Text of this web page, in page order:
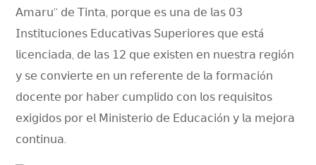
𝖠𝗆𝖺𝗋𝗎” 𝖽𝖾 𝖳𝗂𝗇𝗍𝖺, 𝗉𝗈𝗋𝗊𝗎𝖾 𝖾𝗌 𝗎𝗇𝖺 𝖽𝖾 𝗅𝖺𝗌 𝟢𝟥
𝖨𝗇𝗌𝗍𝗂𝗍𝗎𝖼𝗂𝗈𝗇𝖾𝗌 𝖤𝖽𝗎𝖼𝖺𝗍𝗂𝗏𝖺𝗌 𝖲𝗎𝗉𝖾𝗋𝗂𝗈𝗋𝖾𝗌 𝗊𝗎𝖾 𝖾𝗌𝗍á
𝗅𝗂𝖼𝖾𝗇𝖼𝗂𝖺𝖽𝖺, 𝖽𝖾 𝗅𝖺𝗌 𝟣𝟤 𝗊𝗎𝖾 𝖾𝗑𝗂𝗌𝗍𝖾𝗇 𝖾𝗇 𝗇𝗎𝖾𝗌𝗍𝗋𝖺 𝗋𝖾𝗀𝗂ó𝗇
𝗒 𝗌𝖾 𝖼𝗈𝗇𝗏𝗂𝖾𝗋𝗍𝖾 𝖾𝗇 𝗎𝗇 𝗋𝖾𝖿𝖾𝗋𝖾𝗇𝗍𝖾 𝖽𝖾 𝗅𝖺 𝖿𝗈𝗋𝗆𝖺𝖼𝗂ó𝗇
𝖽𝗈𝖼𝖾𝗇𝗍𝖾 𝗉𝗈𝗋 𝗁𝖺𝖻𝖾𝗋 𝖼𝗎𝗆𝗉𝗅𝗂𝖽𝗈 𝖼𝗈𝗇 𝗅𝗈𝗌 𝗋𝖾𝗊𝗎𝗂𝗌𝗂𝗍𝗈𝗌
𝖾𝗑𝗂𝗀𝗂𝖽𝗈𝗌 𝗉𝗈𝗋 𝖾𝗅 𝖬𝗂𝗇𝗂𝗌𝗍𝖾𝗋𝗂𝗈 𝖽𝖾 𝖤𝖽𝗎𝖼𝖺𝖼𝗂ó𝗇 𝗒 𝗅𝖺 𝗆𝖾𝗃𝗈𝗋𝖺
𝖼𝗈𝗇𝗍𝗂𝗇𝗎𝖺.